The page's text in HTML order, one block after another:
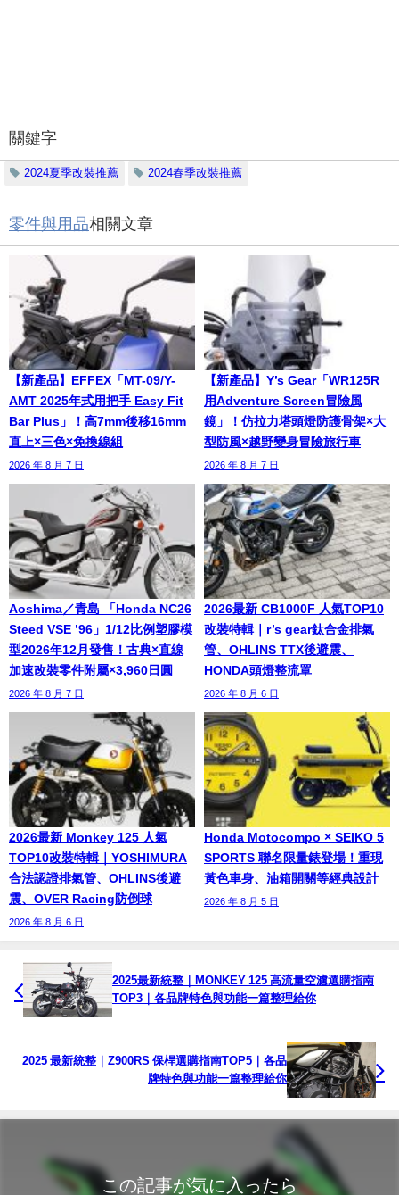
關鍵字
2024夏季改裝推薦 2024春季改裝推薦
零件與用品相關文章
【新產品】EFFEX「MT-09/Y-
AMT 2025年式用把手 Easy Fit
Bar Plus」！高7mm後移16mm
直上×三色×免換線組
2026 年 8 月 7 日
【新產品】Y’s Gear「WR125R
用Adventure Screen冒險風
鏡」！仿拉力塔頭燈防護骨架×大
型防風×越野變身冒險旅行車
2026 年 8 月 7 日
Aoshima／青島 「Honda NC26
Steed VSE ’96」1/12比例塑膠模
型2026年12月發售！古典×直線
加速改裝零件附屬×3,960日圓
2026 年 8 月 7 日
2026最新 CB1000F 人氣TOP10
改裝特輯｜r’s gear鈦合金排氣
管、OHLINS TTX後避震、
HONDA頭燈整流罩
2026 年 8 月 6 日
2026最新 Monkey 125 人氣
TOP10改裝特輯｜YOSHIMURA
合法認證排氣管、OHLINS後避
震、OVER Racing防倒球
2026 年 8 月 6 日
Honda Motocompo × SEIKO 5
SPORTS 聯名限量錶登場！重現
黃色車身、油箱開關等經典設計
2026 年 8 月 5 日
2025最新統整｜MONKEY 125 高流量空濾選購指南
TOP3｜各品牌特色與功能一篇整理給你
2025 最新統整｜Z900RS 保桿選購指南TOP5｜各品
牌特色與功能一篇整理給你
この記事が気に入ったら